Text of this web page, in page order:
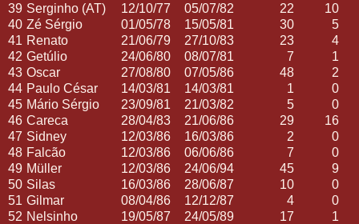
39 Serginho (AT) 12/10/77 05/07/82 22
10
40 Zé Sérgio 01/05/78 15/05/81 30
5
41 Renato 21/06/79 27/10/83 23
4
42 Getúlio 24/06/80 08/07/81 7
1
43 Oscar 27/08/80 07/05/86 48
2
44 Paulo César 14/03/81 14/03/81 1
0
45 Mário Sérgio 23/09/81 21/03/82 5
0
46 Careca 28/04/83 21/06/86 29
16
47 Sidney 12/03/86 16/03/86 2
0
48 Falcão 12/03/86 06/06/86 7
0
49 Müller 12/03/86 24/06/94 45
9
50 Silas 16/03/86 28/06/87 10
0
51 Gilmar 08/04/86 12/12/87 4
0
52 Nelsinho 19/05/87 24/05/89 17
1